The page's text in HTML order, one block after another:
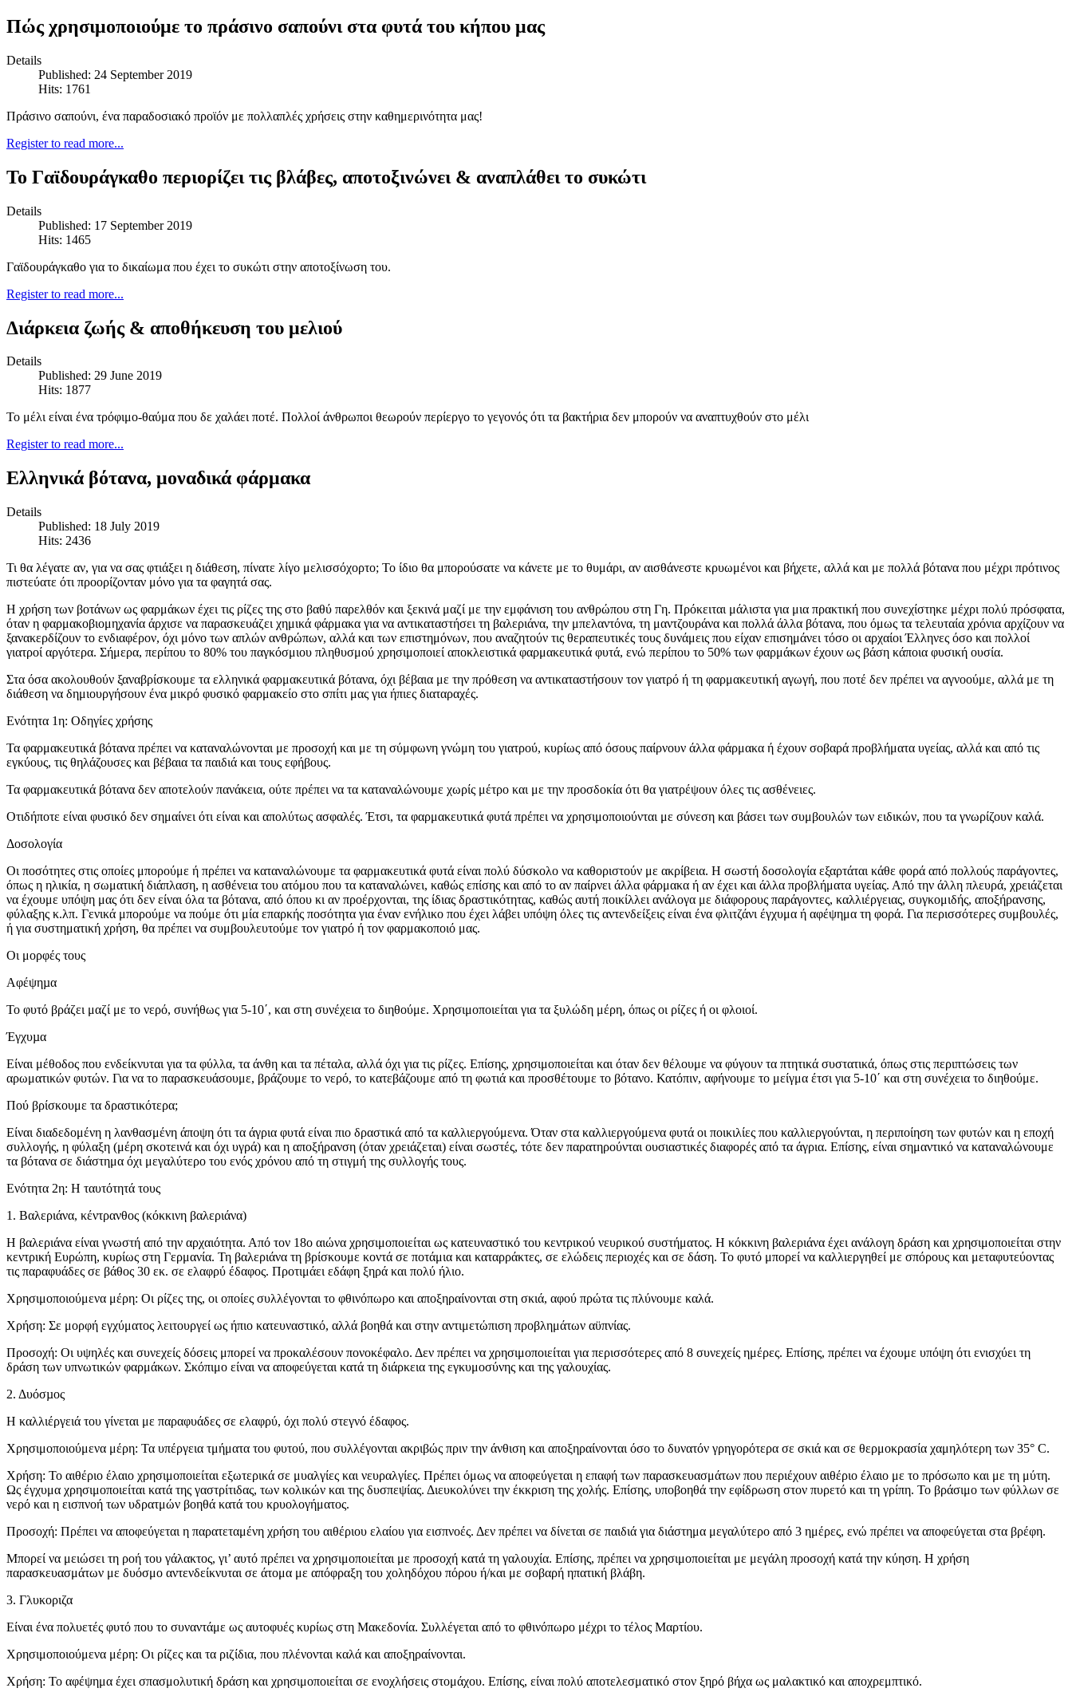
Πώς χρησιμοποιούμε το πράσινο σαπούνι στα φυτά του κήπου μας
Details
Published: 24 September 2019
Hits: 1761
Πράσινο σαπούνι, ένα παραδοσιακό προϊόν με πολλαπλές χρήσεις στην καθημερινότητα μας!
Register to read more...
Το Γαϊδουράγκαθο περιορίζει τις βλάβες, αποτοξινώνει & αναπλάθει το συκώτι
Details
Published: 17 September 2019
Hits: 1465
Γαϊδουράγκαθο για το δικαίωμα που έχει το συκώτι στην αποτοξίνωση του.
Register to read more...
Διάρκεια ζωής & αποθήκευση του μελιού
Details
Published: 29 June 2019
Hits: 1877
Το μέλι είναι ένα τρόφιμο-θαύμα που δε χαλάει ποτέ. Πολλοί άνθρωποι θεωρούν περίεργο το γεγονός ότι τα βακτήρια δεν μπορούν να αναπτυχθούν στο μέλι
Register to read more...
Ελληνικά βότανα, μοναδικά φάρμακα
Details
Published: 18 July 2019
Hits: 2436
Τι θα λέγατε αν, για να σας φτιάξει η διάθεση, πίνατε λίγο μελισσόχορτο; Το ίδιο θα μπορούσατε να κάνετε με το θυμάρι, αν αισθάνεστε κρυωμένοι και βήχετε, αλλά και με πολλά βότανα που μέχρι πρότινος
πιστεύατε ότι προορίζονταν μόνο για τα φαγητά σας.
Η χρήση των βοτάνων ως φαρμάκων έχει τις ρίζες της στο βαθύ παρελθόν και ξεκινά μαζί με την εμφάνιση του ανθρώπου στη Γη. Πρόκειται μάλιστα για μια πρακτική που συνεχίστηκε μέχρι πολύ πρόσφατα,
όταν η φαρμακοβιομηχανία άρχισε να παρασκευάζει χημικά φάρμακα για να αντικαταστήσει τη βαλεριάνα, την μπελαντόνα, τη μαντζουράνα και πολλά άλλα βότανα, που όμως τα τελευταία χρόνια αρχίζουν να
ξανακερδίζουν το ενδιαφέρον, όχι μόνο των απλών ανθρώπων, αλλά και των επιστημόνων, που αναζητούν τις θεραπευτικές τους δυνάμεις που είχαν επισημάνει τόσο οι αρχαίοι Έλληνες όσο και πολλοί
γιατροί αργότερα. Σήμερα, περίπου το 80% του παγκόσμιου πληθυσμού χρησιμοποιεί αποκλειστικά φαρμακευτικά φυτά, ενώ περίπου το 50% των φαρμάκων έχουν ως βάση κάποια φυσική ουσία.
Στα όσα ακολουθούν ξαναβρίσκουμε τα ελληνικά φαρμακευτικά βότανα, όχι βέβαια με την πρόθεση να αντικαταστήσουν τον γιατρό ή τη φαρμακευτική αγωγή, που ποτέ δεν πρέπει να αγνοούμε, αλλά με τη
διάθεση να δημιουργήσουν ένα μικρό φυσικό φαρμακείο στο σπίτι μας για ήπιες διαταραχές.
Ενότητα 1η: Οδηγίες χρήσης
Τα φαρμακευτικά βότανα πρέπει να καταναλώνονται με προσοχή και με τη σύμφωνη γνώμη του γιατρού, κυρίως από όσους παίρνουν άλλα φάρμακα ή έχουν σοβαρά προβλήματα υγείας, αλλά και από τις
εγκύους, τις θηλάζουσες και βέβαια τα παιδιά και τους εφήβους.
Τα φαρμακευτικά βότανα δεν αποτελούν πανάκεια, ούτε πρέπει να τα καταναλώνουμε χωρίς μέτρο και με την προσδοκία ότι θα γιατρέψουν όλες τις ασθένειες.
Οτιδήποτε είναι φυσικό δεν σημαίνει ότι είναι και απολύτως ασφαλές. Έτσι, τα φαρμακευτικά φυτά πρέπει να χρησιμοποιούνται με σύνεση και βάσει των συμβουλών των ειδικών, που τα γνωρίζουν καλά.
Δοσολογία
Οι ποσότητες στις οποίες μπορούμε ή πρέπει να καταναλώνουμε τα φαρμακευτικά φυτά είναι πολύ δύσκολο να καθοριστούν με ακρίβεια. Η σωστή δοσολογία εξαρτάται κάθε φορά από πολλούς παράγοντες,
όπως η ηλικία, η σωματική διάπλαση, η ασθένεια του ατόμου που τα καταναλώνει, καθώς επίσης και από το αν παίρνει άλλα φάρμακα ή αν έχει και άλλα προβλήματα υγείας. Από την άλλη πλευρά, χρειάζεται
να έχουμε υπόψη μας ότι δεν είναι όλα τα βότανα, από όπου κι αν προέρχονται, της ίδιας δραστικότητας, καθώς αυτή ποικίλλει ανάλογα με διάφορους παράγοντες, καλλιέργειας, συγκομιδής, αποξήρανσης,
φύλαξης κ.λπ. Γενικά μπορούμε να πούμε ότι μία επαρκής ποσότητα για έναν ενήλικο που έχει λάβει υπόψη όλες τις αντενδείξεις είναι ένα φλιτζάνι έγχυμα ή αφέψημα τη φορά. Για περισσότερες συμβουλές,
ή για συστηματική χρήση, θα πρέπει να συμβουλευτούμε τον γιατρό ή τον φαρμακοποιό μας.
Οι μορφές τους
Αφέψηµα
Το φυτό βράζει μαζί με το νερό, συνήθως για 5-10΄, και στη συνέχεια το διηθούμε. Χρησιμοποιείται για τα ξυλώδη μέρη, όπως οι ρίζες ή οι φλοιοί.
Έγχυµα
Είναι μέθοδος που ενδείκνυται για τα φύλλα, τα άνθη και τα πέταλα, αλλά όχι για τις ρίζες. Επίσης, χρησιμοποιείται και όταν δεν θέλουμε να φύγουν τα πτητικά συστατικά, όπως στις περιπτώσεις των
αρωματικών φυτών. Για να το παρασκευάσουμε, βράζουμε το νερό, το κατεβάζουμε από τη φωτιά και προσθέτουμε το βότανο. Κατόπιν, αφήνουμε το μείγμα έτσι για 5-10΄ και στη συνέχεια το διηθούμε.
Πού βρίσκουμε τα δραστικότερα;
Είναι διαδεδομένη η λανθασμένη άποψη ότι τα άγρια φυτά είναι πιο δραστικά από τα καλλιεργούμενα. Όταν στα καλλιεργούμενα φυτά οι ποικιλίες που καλλιεργούνται, η περιποίηση των φυτών και η εποχή
συλλογής, η φύλαξη (μέρη σκοτεινά και όχι υγρά) και η αποξήρανση (όταν χρειάζεται) είναι σωστές, τότε δεν παρατηρούνται ουσιαστικές διαφορές από τα άγρια. Επίσης, είναι σημαντικό να καταναλώνουμε
τα βότανα σε διάστημα όχι μεγαλύτερο του ενός χρόνου από τη στιγμή της συλλογής τους.
Ενότητα 2η: Η ταυτότητά τους
1. Βαλεριάνα, κέντρανθος (κόκκινη βαλεριάνα)
Η βαλεριάνα είναι γνωστή από την αρχαιότητα. Από τον 18ο αιώνα χρησιμοποιείται ως κατευναστικό του κεντρικού νευρικού συστήματος. Η κόκκινη βαλεριάνα έχει ανάλογη δράση και χρησιμοποιείται στην
κεντρική Ευρώπη, κυρίως στη Γερμανία. Τη βαλεριάνα τη βρίσκουμε κοντά σε ποτάμια και καταρράκτες, σε ελώδεις περιοχές και σε δάση. Το φυτό μπορεί να καλλιεργηθεί με σπόρους και μεταφυτεύοντας
τις παραφυάδες σε βάθος 30 εκ. σε ελαφρύ έδαφος. Προτιμάει εδάφη ξηρά και πολύ ήλιο.
Χρησιμοποιούμενα μέρη: Οι ρίζες της, οι οποίες συλλέγονται το φθινόπωρο και αποξηραίνονται στη σκιά, αφού πρώτα τις πλύνουμε καλά.
Χρήση: Σε μορφή εγχύματος λειτουργεί ως ήπιο κατευναστικό, αλλά βοηθά και στην αντιμετώπιση προβλημάτων αϋπνίας.
Προσοχή: Οι υψηλές και συνεχείς δόσεις μπορεί να προκαλέσουν πονοκέφαλο. Δεν πρέπει να χρησιμοποιείται για περισσότερες από 8 συνεχείς ημέρες. Επίσης, πρέπει να έχουμε υπόψη ότι ενισχύει τη
δράση των υπνωτικών φαρμάκων. Σκόπιμο είναι να αποφεύγεται κατά τη διάρκεια της εγκυμοσύνης και της γαλουχίας.
2. Δυόσµος
Η καλλιέργειά του γίνεται με παραφυάδες σε ελαφρύ, όχι πολύ στεγνό έδαφος.
Χρησιμοποιούμενα μέρη: Τα υπέργεια τμήματα του φυτού, που συλλέγονται ακριβώς πριν την άνθιση και αποξηραίνονται όσο το δυνατόν γρηγορότερα σε σκιά και σε θερμοκρασία χαμηλότερη των 35° C.
Χρήση: Το αιθέριο έλαιο χρησιμοποιείται εξωτερικά σε μυαλγίες και νευραλγίες. Πρέπει όμως να αποφεύγεται η επαφή των παρασκευασμάτων που περιέχουν αιθέριο έλαιο με το πρόσωπο και με τη μύτη.
Ως έγχυμα χρησιμοποιείται κατά της γαστρίτιδας, των κολικών και της δυσπεψίας. Διευκολύνει την έκκριση της χολής. Επίσης, υποβοηθά την εφίδρωση στον πυρετό και τη γρίπη. Το βράσιμο των φύλλων σε
νερό και η εισπνοή των υδρατμών βοηθά κατά του κρυολογήματος.
Προσοχή: Πρέπει να αποφεύγεται η παρατεταμένη χρήση του αιθέριου ελαίου για εισπνοές. Δεν πρέπει να δίνεται σε παιδιά για διάστημα μεγαλύτερο από 3 ημέρες, ενώ πρέπει να αποφεύγεται στα βρέφη.
Μπορεί να μειώσει τη ροή του γάλακτος, γι’ αυτό πρέπει να χρησιμοποιείται με προσοχή κατά τη γαλουχία. Επίσης, πρέπει να χρησιμοποιείται με μεγάλη προσοχή κατά την κύηση. Η χρήση
παρασκευασμάτων με δυόσμο αντενδείκνυται σε άτομα με απόφραξη του χοληδόχου πόρου ή/και με σοβαρή ηπατική βλάβη.
3. Γλυκοριζα
Είναι ένα πολυετές φυτό που το συναντάμε ως αυτοφυές κυρίως στη Μακεδονία. Συλλέγεται από το φθινόπωρο μέχρι το τέλος Μαρτίου.
Χρησιμοποιούμενα μέρη: Οι ρίζες και τα ριζίδια, που πλένονται καλά και αποξηραίνονται.
Χρήση: Το αφέψημα έχει σπασμολυτική δράση και χρησιμοποιείται σε ενοχλήσεις στομάχου. Επίσης, είναι πολύ αποτελεσματικό στον ξηρό βήχα ως μαλακτικό και αποχρεμπτικό.